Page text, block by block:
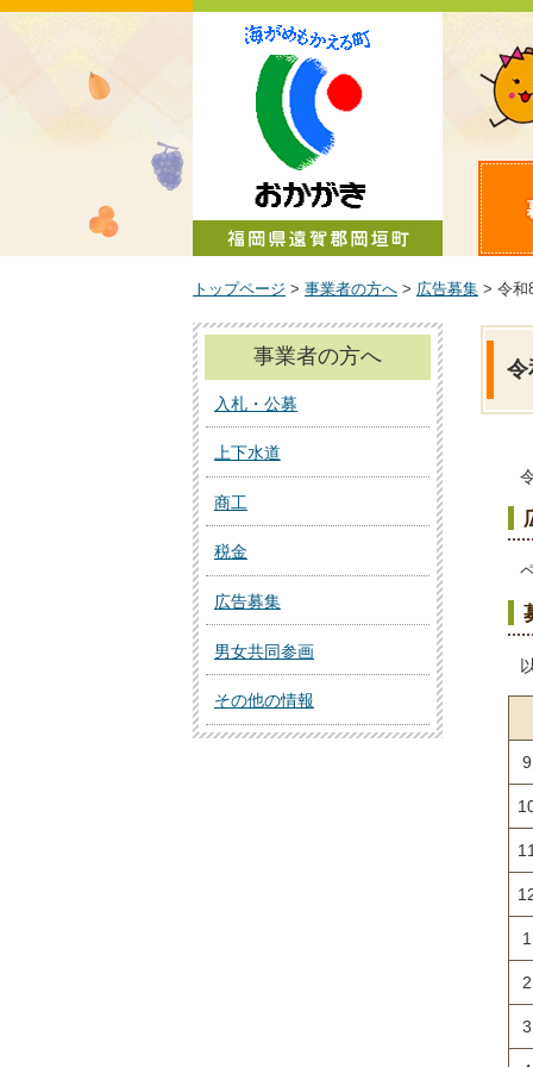
トップページ > 事業者の方へ > 広告募集 > 令和
令
事業者の方へ
入札・公募
上下水道
商工
税金
広告募集
男女共同参画
その他の情報